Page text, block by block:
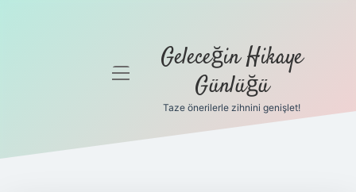
Gizlilik
menüyü Geleceğin Hikaye
Günlüğü
Taze önerilerle zihnini genişlet!